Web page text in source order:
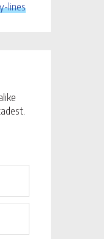
lines